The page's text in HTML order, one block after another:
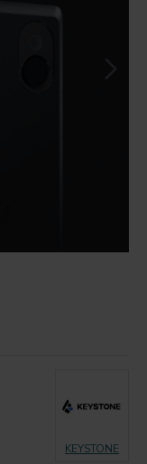
KEYSTONE